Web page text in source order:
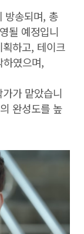
방송되며, 총
될 예정입니
하고, 테이크
였으며,
가 맡았습니
완성도를 높